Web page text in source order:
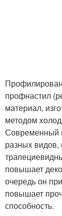
профнастил
материал,
методом
Современный
разных
повышает
очередь он
повышает
способность.